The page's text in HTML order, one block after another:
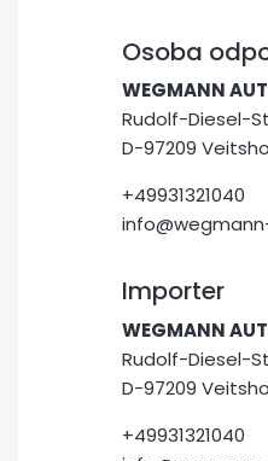
Osoba
WEGMANN
Rudolf-Diesel-
D-97209
+49931321040
Importer
WEGMANN
Rudolf-Diesel-
D-97209
+49931321040